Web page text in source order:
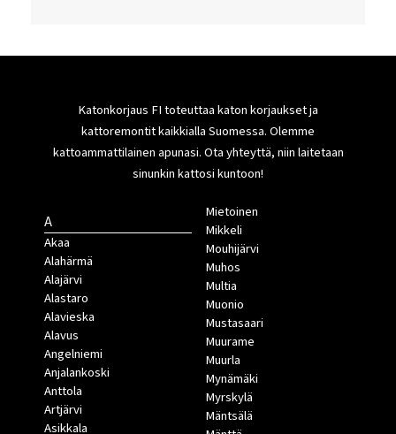
Katonkorjaus FI toteuttaa katon korjaukset ja
kattoremontit kaikkialla Suomessa. Olemme
kattoammattilainen apunasi. Ota yhteyttä, niin laitetaan
sinunkin kattosi kuntoon!
A
Akaa
Alahärmä
Alajärvi
Alastaro
Alavieska
Alavus
Angelniemi
Anjalankoski
Anttola
Artjärvi
Asikkala
Mietoinen
Mikkeli
Mouhijärvi
Muhos
Multia
Muonio
Mustasaari
Muurame
Muurla
Mynämäki
Myrskylä
Mäntsälä